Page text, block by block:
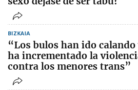
BIZKAIA
“Los bulos han ido calando
ha incrementado la
contra los menores trans”